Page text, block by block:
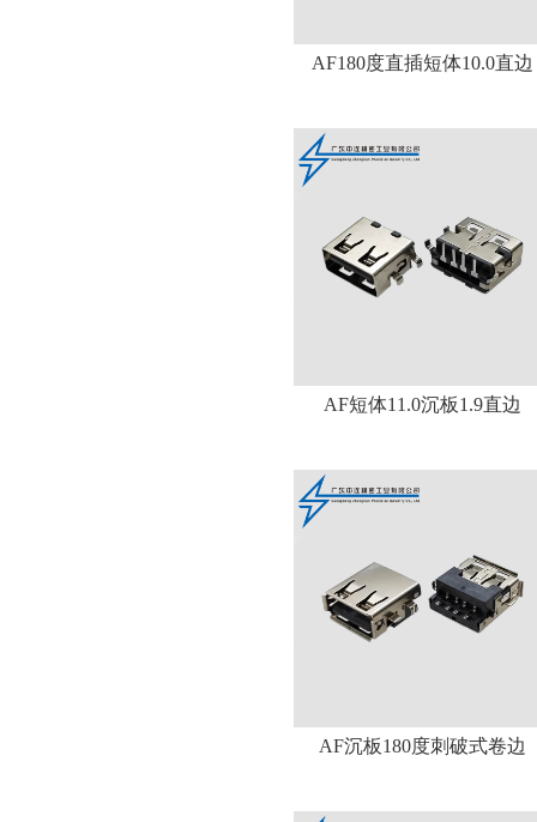
AF180度直插短体10.0直边
AF短体11.0沉板1.9直边
AF沉板180度刺破式卷边